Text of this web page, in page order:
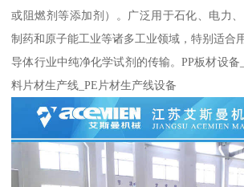
或阻燃剂等添加剂）。广泛用于石化、电力、
制药和原子能工业等诸多工业领域，特别适合
导体行业中纯净化学试剂的传输。PP板材设备
料片材生产线_PE片材生产线设备